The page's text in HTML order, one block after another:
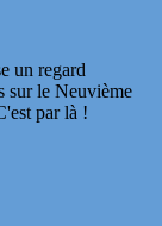
un regard
sur le Neuvième
par là !